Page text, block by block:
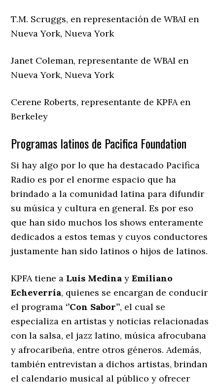
T.M. Scruggs, en representación de WBAI en
Nueva York, Nueva York
Janet Coleman, representante de WBAI en
Nueva York, Nueva York
Cerene Roberts, representante de KPFA en
Berkeley
Programas latinos de Pacifica Foundation
Si hay algo por lo que ha destacado Pacifica
Radio es por el enorme espacio que ha
brindado a la comunidad latina para difundir
su música y cultura en general. Es por eso
que han sido muchos los shows enteramente
dedicados a estos temas y cuyos conductores
justamente han sido latinos o hijos de latinos.
KPFA tiene a Luis Medina y Emiliano
Echeverría, quienes se encargan de conducir
el programa ‘’Con Sabor’’, el cual se
especializa en artistas y noticias relacionadas
con la salsa, el jazz latino, música afrocubana
y afrocaribeña, entre otros géneros. Además,
también entrevistan a dichos artistas, brindan
el calendario musical al público y ofrecer